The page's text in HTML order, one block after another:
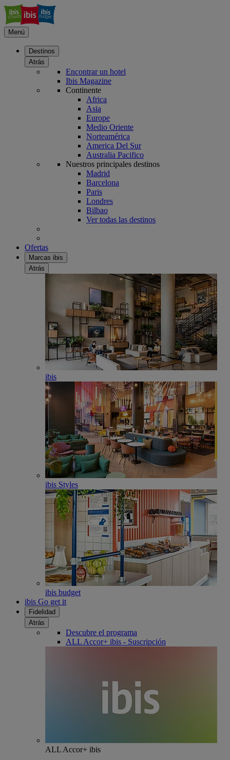
Menú
Destinos
Atrás
Encontrar un hotel
Ibis Magazine
Continente
Africa
Asia
Europe
Medio Oriente
Norteamérica
America Del Sur
Australia Pacifico
Nuestros principales destinos
Madrid
Barcelona
Paris
Londres
Bilbao
Ver todas las destinos
Ofertas
Marcas ibis
Atrás
ibis
ibis Styles
ibis budget
ibis Go get it
Fidelidad
Atrás
Descubre el programa
ALL Accor+ ibis - Suscripción
ALL Accor+ ibis